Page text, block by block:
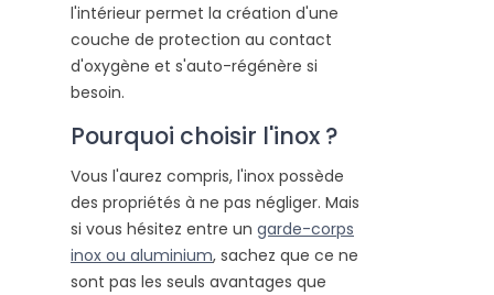
l'intérieur permet la création d'une
couche de protection au contact
d'oxygène et s'auto-régénère si
besoin.
Pourquoi choisir l'inox ?
Vous l'aurez compris, l'inox possède
des propriétés à ne pas négliger. Mais
si vous hésitez entre un garde-corps
inox ou aluminium, sachez que ce ne
sont pas les seuls avantages que